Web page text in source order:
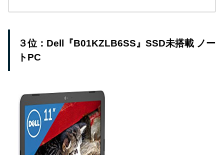
３位：Dell『B01KZLB6SS』SSD未搭載 ノー
トPC